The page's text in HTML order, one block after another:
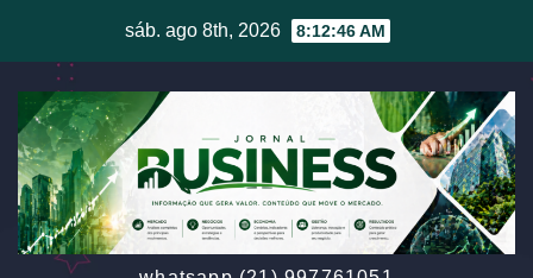
content
sáb. ago 8th, 2026 8:12:48 AM